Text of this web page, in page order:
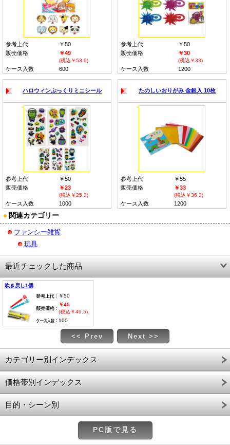
参考上代
￥50
販売価格
￥49
(税込￥53.9)
ケース入数 600
参考上代
￥50
販売価格
￥30
(税込￥33)
ケース入数 1200
ハロウィンぷっくりミニシール
参考上代
￥50
販売価格
￥23
(税込￥25.3)
ケース入数 1000
たのしいおりがみ 金銀入 10枚
参考上代
￥55
販売価格
￥33
(税込￥36.3)
ケース入数 1200
● 関連カテゴリー
ファンシー雑貨
玩具
最近チェックした商品
吹き戻し1個
￥50
￥45
(税込￥49.5)
100
<< Prev Next >>
カテゴリー別インデックス
価格帯別インデックス
目的・シーン別
PC版で見る